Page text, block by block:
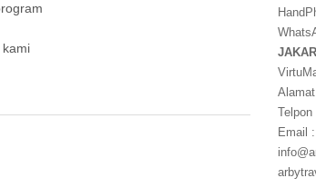
kami
Email :